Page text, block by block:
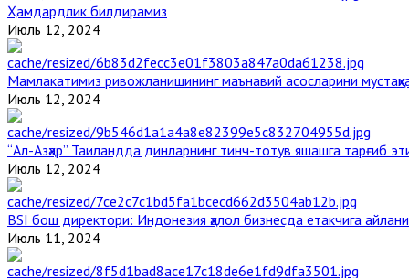
Ҳамдардлик билдирамиз
Июль 12, 2024
Мамлакатимиз ривожланишининг маънавий асосларини
Июль 12, 2024
“Ал-Азҳар” Таиландда динларнинг тинч-тотув яшашга тарғиб
Июль 12, 2024
BSI бош директори: Индонезия ҳалол бизнесда етакчига
Июль 11, 2024